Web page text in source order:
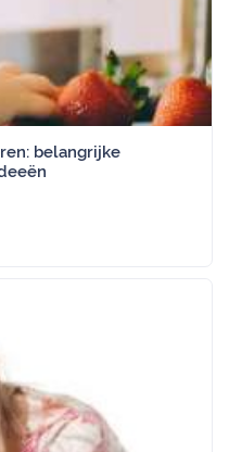
belangrijke